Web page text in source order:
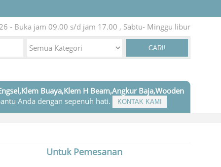
- Buka jam 09.00 s/d jam 17.00 , Sabtu- Minggu libur
CARI!
Buaya,Klem H Beam,Angkur Baja,Wooden
Anda dengan sepenuh hati. KONTAK KAMI
Untuk Pemesanan